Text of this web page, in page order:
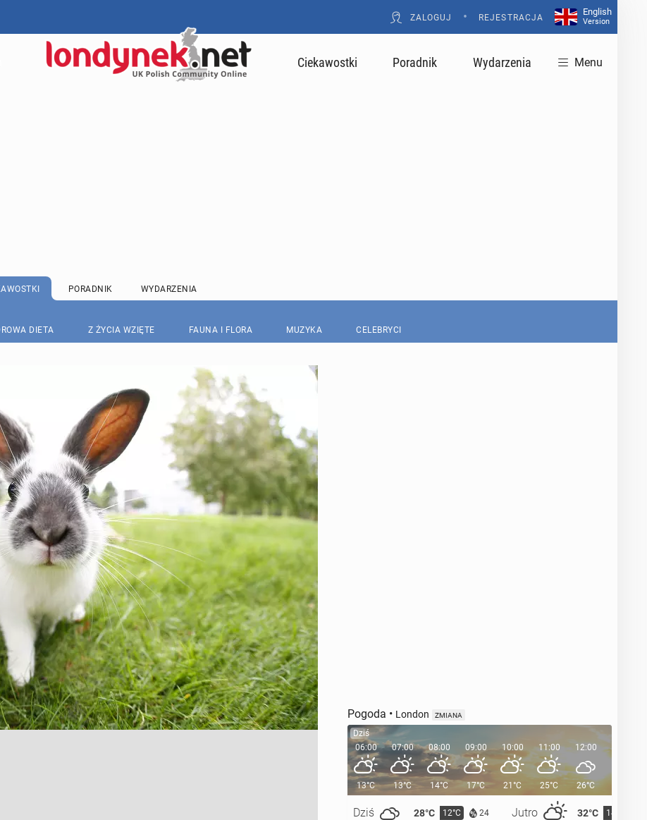
ZALOGUJ • REJESTRACJA
English
Version
Ciekawostki Poradnik Wydarzenia Menu
PORADNIK WYDARZENIA
DIETA Z ŻYCIA WZIĘTE FAUNA I FLORA MUZYKA CELEBRYCI
Pogoda • London ZMIANA
Dziś
06:00
13°C
Dziś 28°C 12°C 24 Jutro 32°C 14°C
07:00
13°C
08:00
14°C
09:00
17°C
10:00
21°C
11:00
25°C
12:00
26°C
13:00